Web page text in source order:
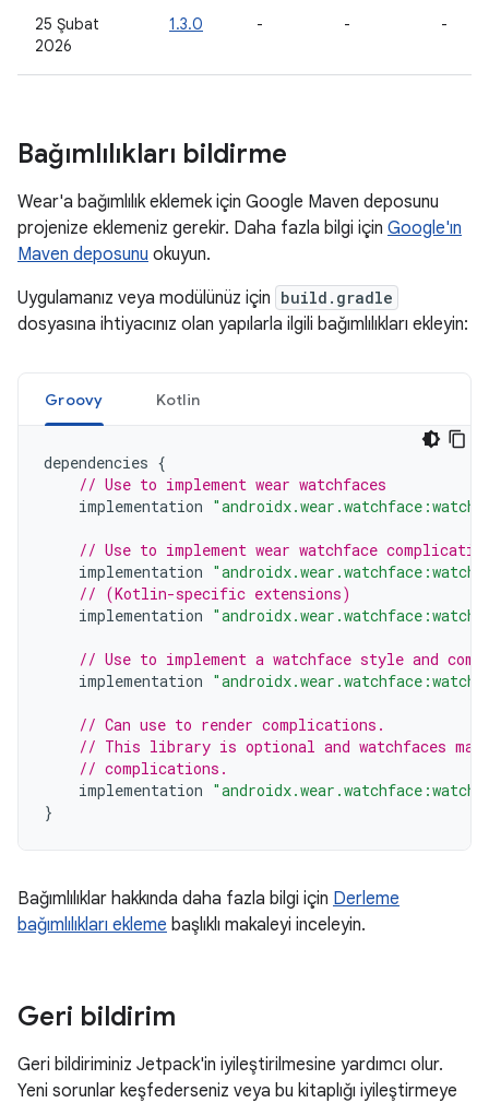
25 Şubat
2026
1.3.0 - - -
Bağımlılıkları bildirme
Wear'a bağımlılık eklemek için Google Maven deposunu
projenize eklemeniz gerekir. Daha fazla bilgi için Google'ın
Maven deposunu okuyun.
Uygulamanız veya modülünüz için build.gradle
dosyasına ihtiyacınız olan yapılarla ilgili bağımlılıkları ekleyin:
Groovy Kotlin
dependencies {
// Use to implement wear watchfaces
implementation
// Use to implement wear watchface
implementation
// (Kotlin-specific extensions)
implementation
// Use to implement a watchface style and
implementation
// Can use to render complications.
// This library is optional and watchfaces may
// complications.
implementation
}
Bağımlılıklar hakkında daha fazla bilgi için Derleme
bağımlılıkları ekleme başlıklı makaleyi inceleyin.
Geri bildirim
Geri bildiriminiz Jetpack'in iyileştirilmesine yardımcı olur.
Yeni sorunlar keşfederseniz veya bu kitaplığı iyileştirmeye